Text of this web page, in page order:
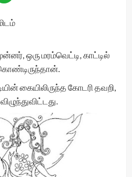
ஒரு மரம்வெட்டி, காட்டில்
கையிலிருந்த கோடரி தவறி,